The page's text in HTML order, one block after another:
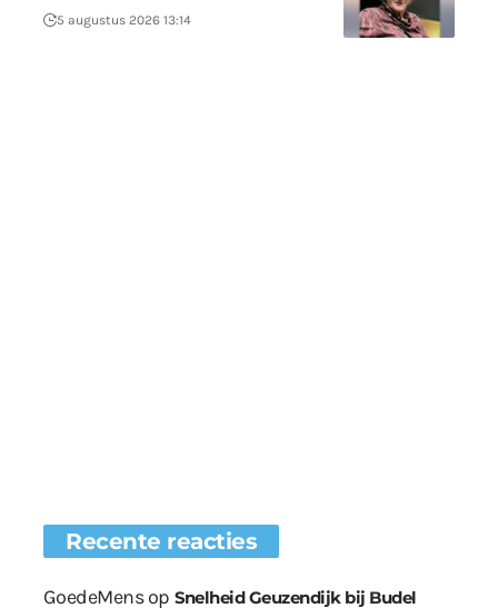
5 augustus 2026 13:14
Recente reacties
GoedeMensop Snelheid Geuzendijk bij Budel